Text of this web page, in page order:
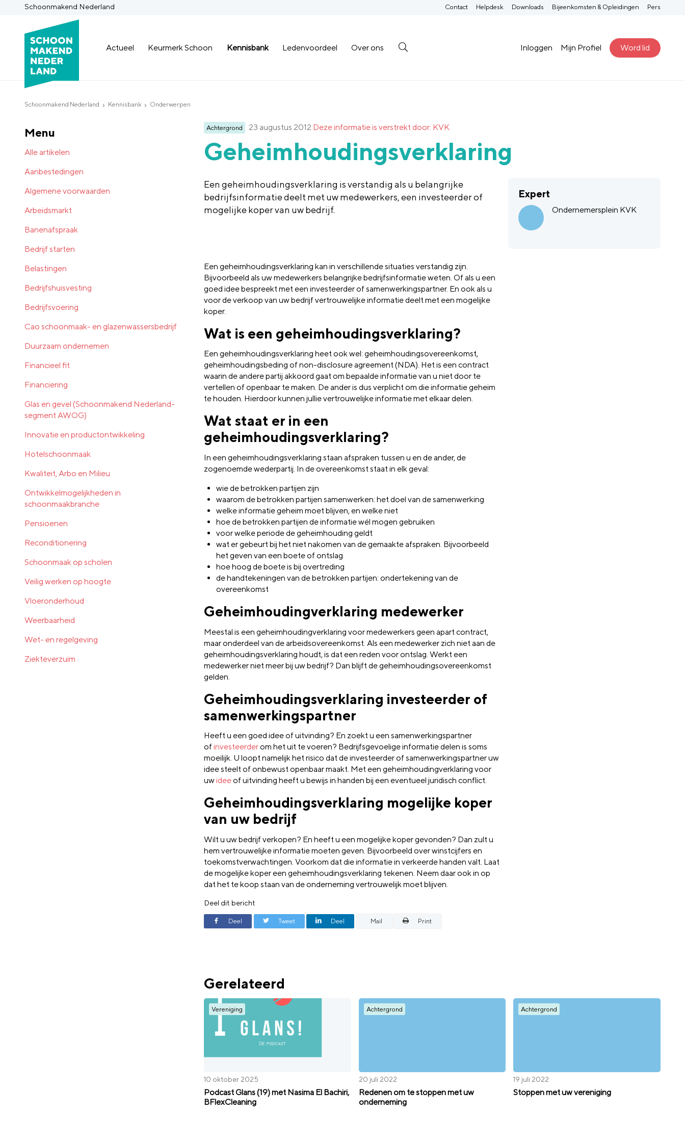
Schoonmakend Nederland
Actueel Keurmerk Schoon Kennisbank Ledenvoordeel Over ons Inloggen Mijn Profiel Word lid
Contact Helpdesk Downloads Bijeenkomsten & Opleidingen Pers
Schoonmakend Nederland Kennisbank Onderwerpen
Achtergrond 23 augustus 2012 Deze informatie is verstrekt door: KVK
Geheimhoudingsverklaring
Een geheimhoudingsverklaring is verstandig als u belangrijke
bedrijfsinformatie deelt met uw medewerkers, een investeerder of
mogelijke koper van uw bedrijf.
Expert
Ondernemersplein KVK
Een geheimhoudingsverklaring kan in verschillende situaties verstandig zijn.
Bijvoorbeeld als uw medewerkers belangrijke bedrijfsinformatie weten. Of als u een
goed idee bespreekt met een investeerder of samenwerkingspartner. En ook als u
voor de verkoop van uw bedrijf vertrouwelijke informatie deelt met een mogelijke
koper.
Wat is een geheimhoudingsverklaring?
Een geheimhoudingsverklaring heet ook wel: geheimhoudingsovereenkomst,
geheimhoudingsbeding of non-disclosure agreement (NDA). Het is een contract
waarin de andere partij akkoord gaat om bepaalde informatie van u niet door te
vertellen of openbaar te maken. De ander is dus verplicht om die informatie geheim
te houden. Hierdoor kunnen jullie vertrouwelijke informatie met elkaar delen.
Wat staat er in een
geheimhoudingsverklaring?
In een geheimhoudingsverklaring staan afspraken tussen u en de ander, de
zogenoemde wederpartij. In de overeenkomst staat in elk geval:
wie de betrokken partijen zijn
waarom de betrokken partijen samenwerken: het doel van de samenwerking
welke informatie geheim moet blijven, en welke niet
hoe de betrokken partijen de informatie wél mogen gebruiken
voor welke periode de geheimhouding geldt
wat er gebeurt bij het niet nakomen van de gemaakte afspraken. Bijvoorbeeld
het geven van een boete of ontslag
hoe hoog de boete is bij overtreding
de handtekeningen van de betrokken partijen: ondertekening van de
overeenkomst
Geheimhoudingverklaring medewerker
Meestal is een geheimhoudingverklaring voor medewerkers geen apart contract,
maar onderdeel van de arbeidsovereenkomst. Als een medewerker zich niet aan de
geheimhoudingsverklaring houdt, is dat een reden voor ontslag. Werkt een
medewerker niet meer bij uw bedrijf? Dan blijft de geheimhoudingsovereenkomst
gelden.
Geheimhoudingsverklaring investeerder of
samenwerkingspartner
Heeft u een goed idee of uitvinding? En zoekt u een samenwerkingspartner
ofinvesteerderom het uit te voeren? Bedrijfsgevoelige informatie delen is soms
moeilijk. U loopt namelijk het risico dat de investeerder of samenwerkingspartner uw
idee steelt of onbewust openbaar maakt. Met een geheimhoudingverklaring voor
uwideeof uitvinding heeft u bewijs in handen bij een eventueel juridisch conflict.
Geheimhoudingsverklaring mogelijke koper
van uw bedrijf
Wilt u uw bedrijf verkopen? En heeft u een mogelijke koper gevonden? Dan zult u
hem vertrouwelijke informatie moeten geven. Bijvoorbeeld over winstcijfers en
toekomstverwachtingen. Voorkom dat die informatie in verkeerde handen valt. Laat
de mogelijke koper een geheimhoudingsverklaring tekenen. Neem daar ook in op
dat het te koop staan van de onderneming vertrouwelijk moet blijven.
Deel dit bericht
Deel Tweet Deel Mail Print
Gerelateerd
Vereniging
10 oktober 2025
Podcast Glans (19) met Nasima El Bachiri,
BFlexCleaning
Achtergrond
20 juli 2022
Redenen om te stoppen met uw
onderneming
Achtergrond
19 juli 2022
Stoppen met uw vereniging
Menu
Alle artikelen
Aanbestedingen
Algemene voorwaarden
Arbeidsmarkt
Banenafspraak
Bedrijf starten
Belastingen
Bedrijfshuisvesting
Bedrijfsvoering
Cao schoonmaak- en glazenwassersbedrijf
Duurzaam ondernemen
Financieel fit
Financiering
Glas en gevel (Schoonmakend Nederland-
segment AWOG)
Innovatie en productontwikkeling
Hotelschoonmaak
Kwaliteit, Arbo en Milieu
Ontwikkelmogelijkheden in
schoonmaakbranche
Pensioenen
Reconditionering
Schoonmaak op scholen
Veilig werken op hoogte
Vloeronderhoud
Weerbaarheid
Wet- en regelgeving
Ziekteverzuim